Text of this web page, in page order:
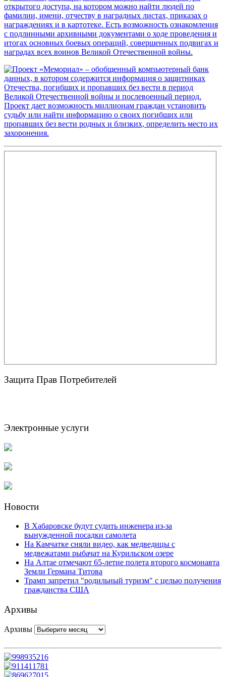
Защита Прав Потребителей
Электронные услуги
Новости
В Хабаровске будут судить инженера из-за
вынужденной посадки самолета
На Камчатке сняли видео, как медведицы с
медвежатами рыбачат на Курильском озере
На Алтае отмечают 65-летие полета второго космонавта
Земли Германа Титова
Трамп запретил "родильный туризм" с целью получения
гражданства США
Архивы
Архивы